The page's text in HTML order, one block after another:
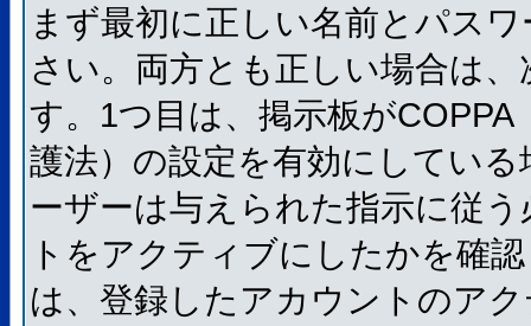
まず最初に正しい名前とパス
さい。両方とも正しい場合は
す。1つ目は、掲示板が
護法）の設定を有効にしてい
ーザーは与えられた指示に従
トをアクティブにしたかを確
は、登録したアカウントのア